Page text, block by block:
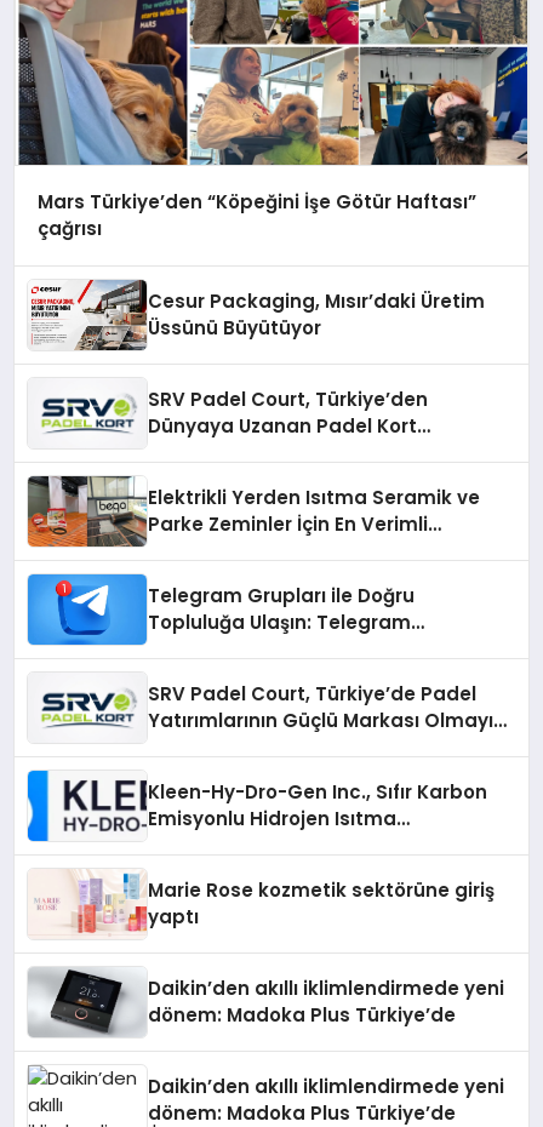
Mars Türkiye’den “Köpeğini İşe Götür Haftası”
çağrısı
Cesur Packaging, Mısır’daki Üretim
Üssünü Büyütüyor
SRV Padel Court, Türkiye’den
Dünyaya Uzanan Padel Kort
Elektrikli Yerden Isıtma Seramik ve
Parke Zeminler İçin En Verimli
Telegram Grupları ile Doğru
Topluluğa Ulaşın: Telegram
SRV Padel Court, Türkiye’de Padel
Yatırımlarının Güçlü Markası Olmayı
Kleen-Hy-Dro-Gen Inc., Sıfır Karbon
Emisyonlu Hidrojen Isıtma
Marie Rose kozmetik sektörüne giriş
yaptı
Daikin’den akıllı iklimlendirmede yeni
dönem: Madoka Plus Türkiye’de
Daikin’den akıllı iklimlendirmede yeni
dönem: Madoka Plus Türkiye’de